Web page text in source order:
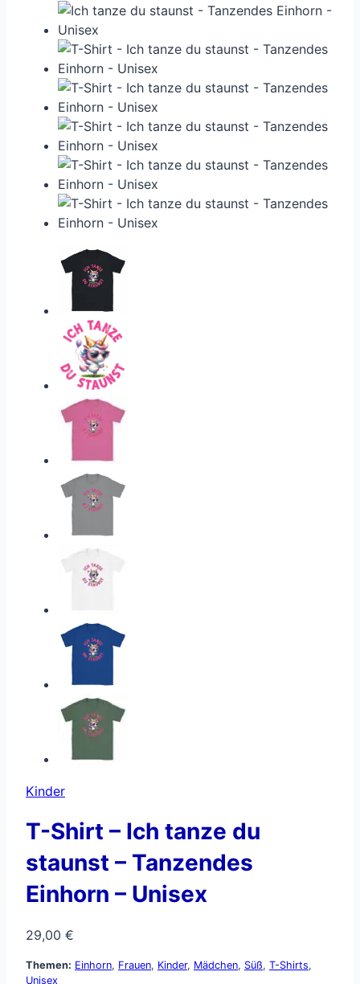
Kinder
T-Shirt – Ich tanze du
staunst – Tanzendes
Einhorn – Unisex
29,00 €
Themen: Einhorn, Frauen, Kinder, Mädchen, Süß, T-Shirts,
Unisex